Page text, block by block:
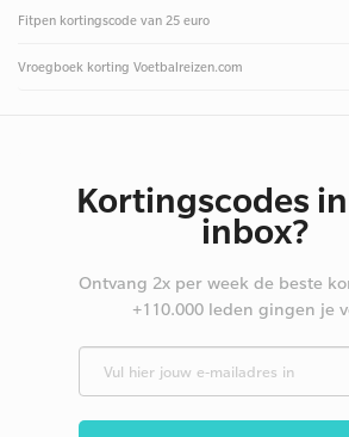
Fitpen kortingscode van 25 euro
Vroegboek korting Voetbalreizen.com
Kortingscodes
inbox?
Ontvang 2x per week de beste
+110.000 leden gingen je